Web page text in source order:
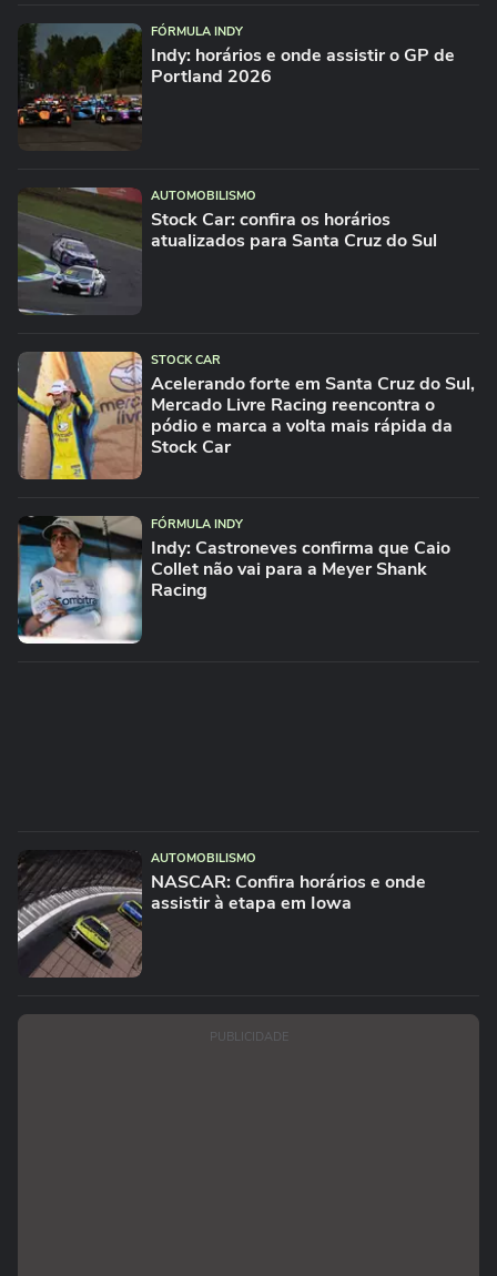
FÓRMULA INDY
Indy: horários e onde assistir o GP de
Portland 2026
AUTOMOBILISMO
Stock Car: confira os horários
atualizados para Santa Cruz do Sul
STOCK CAR
Acelerando forte em Santa Cruz do Sul,
Mercado Livre Racing reencontra o
pódio e marca a volta mais rápida da
Stock Car
FÓRMULA INDY
Indy: Castroneves confirma que Caio
Collet não vai para a Meyer Shank
Racing
AUTOMOBILISMO
NASCAR: Confira horários e onde
assistir à etapa em Iowa
PUBLICIDADE